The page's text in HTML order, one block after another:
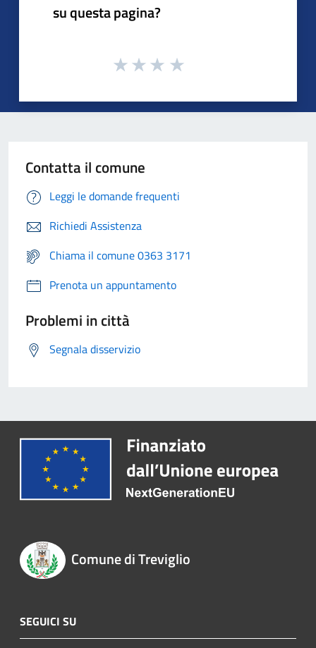
su questa pagina?
Contatta il comune
Leggi le domande frequenti
Richiedi Assistenza
Chiama il comune 0363 3171
Prenota un appuntamento
Problemi in città
Segnala disservizio
Comune di Treviglio
SEGUICI SU